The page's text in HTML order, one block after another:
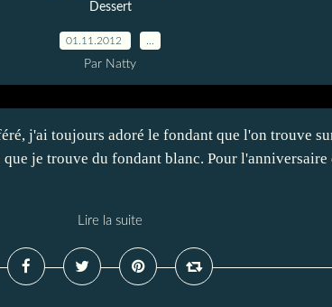
Dessert
01.11.2012
Par Natty
j'ai toujours adoré le fondant que l'on trouve
je trouve du fondant blanc. Pour l'anniversaire
Lire la suite